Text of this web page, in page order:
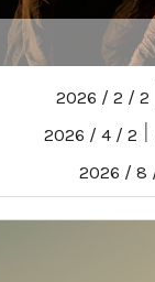
2 / 2 / 2026
2 / 4 / 2026